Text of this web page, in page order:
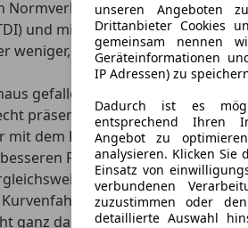
unseren Angeboten
Drittanbieter Cookies
gemeinsam nennen
Geräteinformationen
IP Adressen) zu
Dadurch ist es
entsprechend Ihren
Angebot zu
analysieren. Klicken Sie
Einsatz von
verbundenen
zuzustimmen oder
detaillierte Auswahl
Normverbrauch von 5,3 Litern
und mit Bluemotion-
weniger, der sogar flottere 2.0
gefallen. Neben dem
präsenten Turbopfeifen
dem Lancer 1.6 zeigte der
Fahrleistungen den
komfortabel
zu Höchstform
ganz das Kurvengaudi-Niveau,